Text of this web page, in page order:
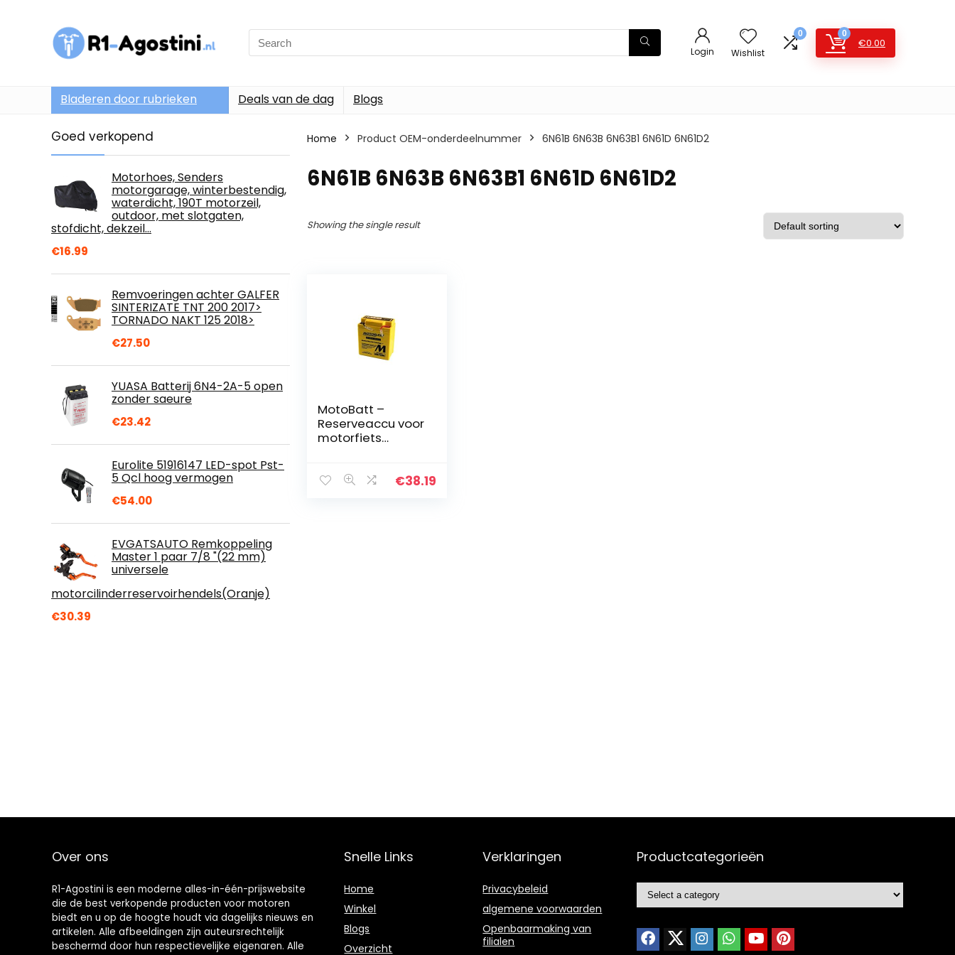
Search
for:
Login Wishlist
0 0
€0.00
Bladeren door rubrieken Deals van de dag Blogs
Goed verkopend
Motorhoes, Senders
motorgarage, winterbestendig,
waterdicht, 190T motorzeil,
outdoor, met slotgaten,
stofdicht, dekzeil…
€16.99
Remvoeringen achter GALFER
SINTERIZATE TNT 200 2017>
TORNADO NAKT 125 2018>
€27.50
YUASA Batterij 6N4-2A-5 open
zonder saeure
€23.42
Eurolite 51916147 LED-spot Pst-
5 Qcl hoog vermogen
€54.00
EVGATSAUTO Remkoppeling
Master 1 paar 7/8 "(22 mm)
universele
motorcilinderreservoirhendels(Oranje)
€30.39
Home Product OEM-onderdeelnummer 6N61B 6N63B 6N63B1 6N61D 6N61D2
6N61B 6N63B 6N63B1 6N61D 6N61D2
Showing the single result
MotoBatt –
Reserveaccu voor
motorfiets
€38.19
Over ons
R1-Agostini is een moderne alles-in-één-prijswebsite
die de best verkopende producten voor motoren
biedt en u op de hoogte houdt via dagelijks nieuws en
artikelen. Alle afbeeldingen zijn auteursrechtelijk
beschermd door hun respectievelijke eigenaren. Alle
Snelle Links
Home
Winkel
Blogs
Overzicht
Verklaringen
Privacybeleid
algemene voorwaarden
Openbaarmaking van
filialen
Productcategorieën